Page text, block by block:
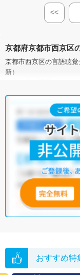
<<
京都府京都市西京区
京都市西京区の言語聴
新）
サイト上に掲載されてい
う求人を提案させてい
京都市西京区の言語聴
土日祝休・積極採用
・介護福祉施設 ・
育園・ その他
他の条件でも人気の求
いただくか、お気軽に
全国の言語聴覚士求人
無料転職支援サービスに
転職支援の他、情報収
い。
おすすめ特